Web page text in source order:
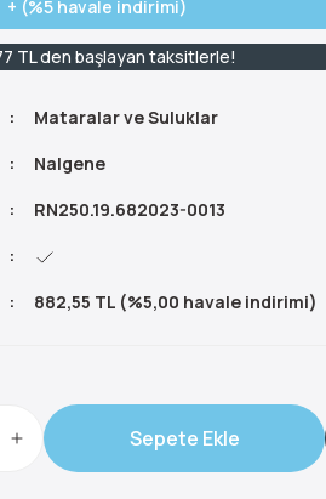
+ (%5 havale indirimi)
TL den başlayan taksitlerle!
Mataralar ve Suluklar
Nalgene
RN250.19.682023-0013
882,55 TL (%5,00 havale indirimi)
Sepete Ekle